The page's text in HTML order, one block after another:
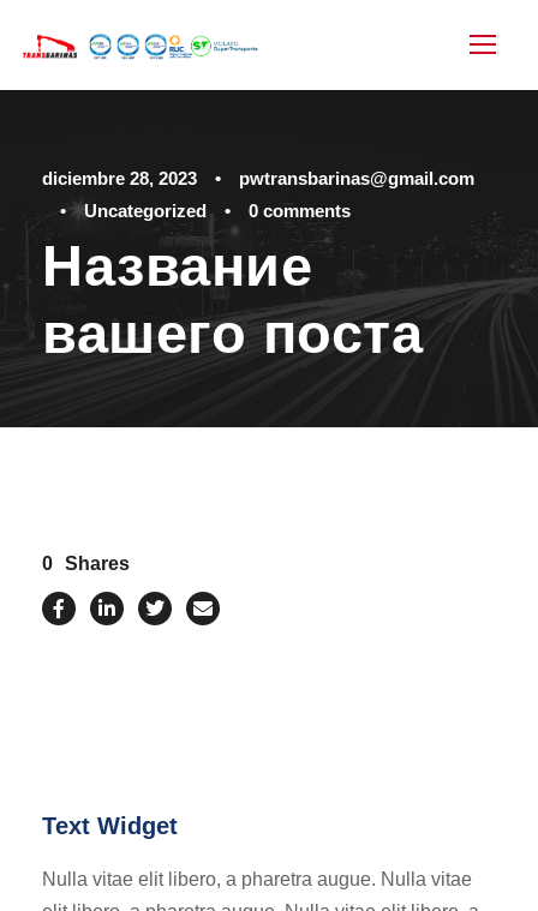
diciembre 28, 2023 •
pwtransbarinas@gmail.com
•
Uncategorized • 0 comments
Название
вашего поста
0 Shares
Text Widget
Nulla vitae elit libero, a pharetra augue. Nulla vitae